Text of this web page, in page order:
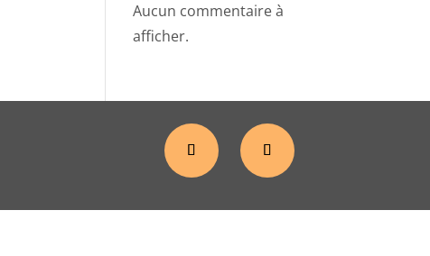
Aucun commentaire à
afficher.